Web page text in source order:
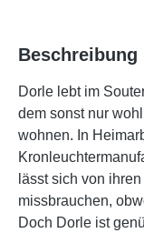
Beschreibung
Dorle lebt im
dem sonst nur
wohnen. In
lässt sich von
missbrauchen,
Doch Dorle ist